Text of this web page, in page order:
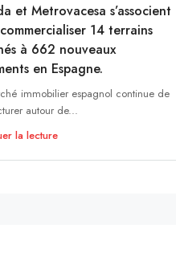
et Metrovacesa s’associent
14 terrains
à 662 nouveaux
en Espagne.
immobilier espagnol continue de
autour de...
la lecture